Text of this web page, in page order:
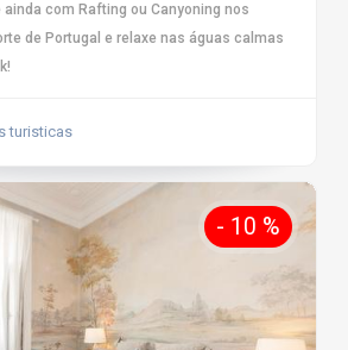
com Rafting ou Canyoning nos
de Portugal e relaxe nas águas calmas
turisticas
- 10 %